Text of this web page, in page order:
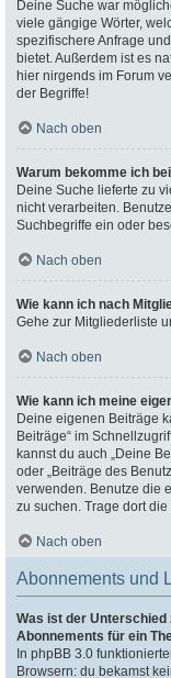
Deine Suche war
viele gängige Wörter,
spezifischere Anfrage
bietet. Außerdem ist es
hier nirgends im Forum
der Begriffe!
Nach oben
Warum bekomme ich
Deine Suche lieferte zu
nicht verarbeiten.
Suchbegriffe ein oder
Nach oben
Wie kann ich nach
Gehe zur Mitgliederliste
Nach oben
Wie kann ich meine
Deine eigenen Beiträge
Beiträge“ im
kannst du auch „Deine
oder „Beiträge des
verwenden. Benutze die
zu suchen. Trage dort
Nach oben
Abonnements und
Was ist der Unterschied
Abonnements für ein
In phpBB 3.0
Browsern: du bekamst